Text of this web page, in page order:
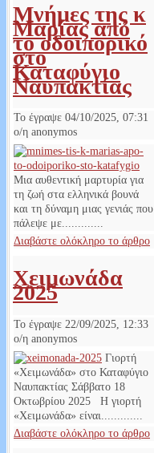
Μνήμες της κ
Μαρίας από
το οδοιπορικό
στο
Καταφύγιο
Ναυπακτίας
Το έγραψε 04/10/2025, 07:31
ο/η anonymos
Μια αυθεντική μαρτυρία για
τη ζωή στα ελληνικά βουνά
και τη δύναμη μιας γενιάς που
πάλεψε με.............
Διαβάστε ολόκληρο το άρθρο
Χειμωνάδα
2025
Το έγραψε 22/09/2025, 12:33
ο/η anonymos
Γιορτή
«Χειμωνάδα» στο Καταφύγιο
Ναυπακτίας Σάββατο 18
Οκτωβρίου 2025 Η γιορτή
«Χειμωνάδα» είναι.............
Διαβάστε ολόκληρο το άρθρο